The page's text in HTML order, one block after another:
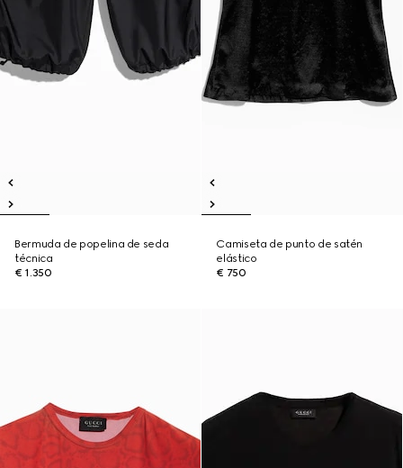
Bermuda de popelina de seda
técnica
€ 1.350
Camiseta de punto de satén
elástico
€ 750